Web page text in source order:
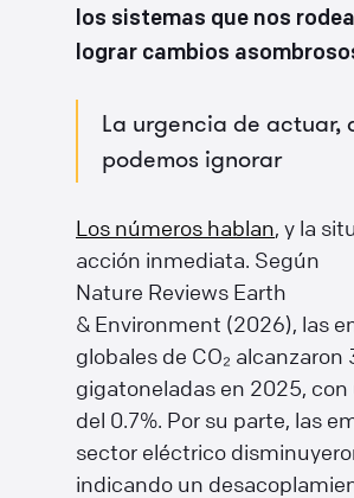
los sistemas que nos
lograr cambios
La urgencia de actuar,
podemos ignorar
Los números hablan, y la
acción inmediata. Según
Nature Reviews Earth
& Environment (2026), las
globales de CO₂ alcanzaron
gigatoneladas en 2025,
del 0.7%. Por su parte, las
sector eléctrico
indicando un